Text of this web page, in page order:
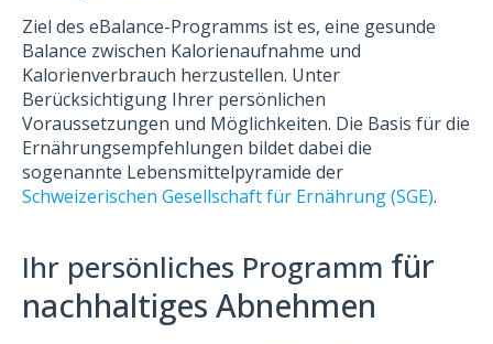
Ziel des eBalance-Programms ist es, eine gesunde
Balance zwischen Kalorienaufnahme und
Kalorienverbrauch herzustellen. Unter
Berücksichtigung Ihrer persönlichen
Voraussetzungen und Möglichkeiten. Die Basis für die
Ernährungsempfehlungen bildet dabei die
sogenannte Lebensmittelpyramide der
Schweizerischen Gesellschaft für Ernährung (SGE).
Ihr persönliches Programm für
nachhaltiges Abnehmen